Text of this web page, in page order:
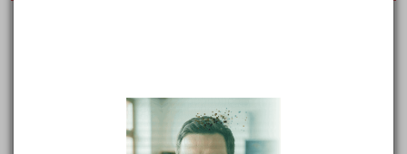
Důležité reakce organických sloučenin a jejich význam
Zákonitosti v elektronové struktuře